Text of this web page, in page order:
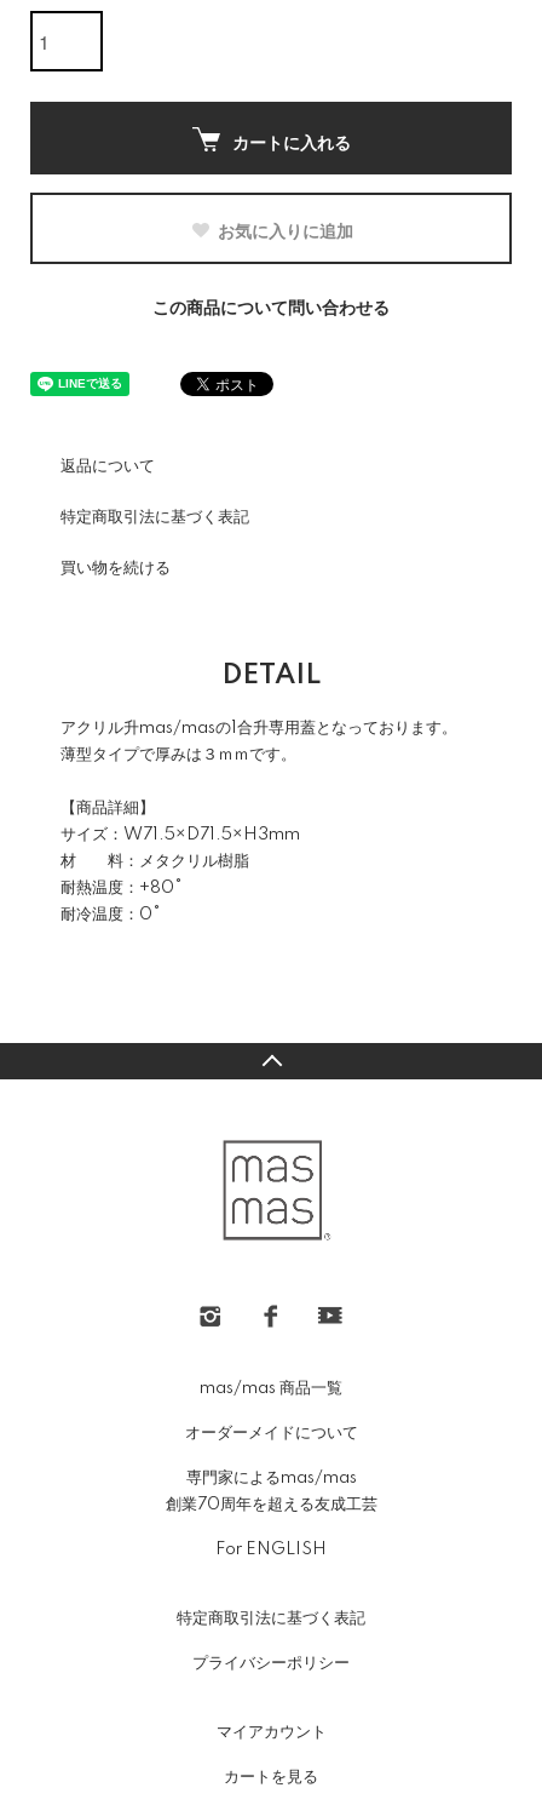
カートに入れる
お気に入りに追加
この商品について問い合わせる
返品について
特定商取引法に基づく表記
買い物を続ける
DETAIL
アクリル升mas/masの1合升専用蓋となっております。
薄型タイプで厚みは３ｍｍです。
【商品詳細】
サイズ：W71.5×D71.5×H3mm
材 料：メタクリル樹脂
耐熱温度：+80°
耐冷温度：0°
mas/mas 商品一覧
オーダーメイドについて
専門家によるmas/mas
創業70周年を超える友成工芸
For ENGLISH
特定商取引法に基づく表記
プライバシーポリシー
マイアカウント
カートを見る